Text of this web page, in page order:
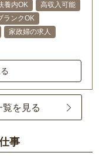
養内OK
高収入可能
ランクOK
家政婦の求人
を見る
事